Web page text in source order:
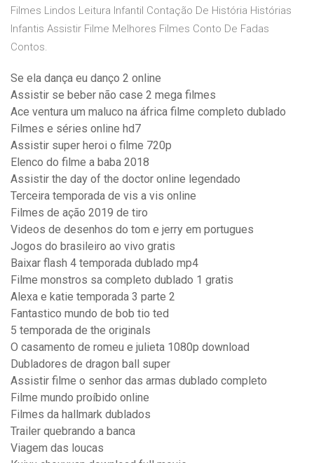
Filmes Lindos Leitura Infantil Contação De História Histórias
Infantis Assistir Filme Melhores Filmes Conto De Fadas
Contos.
Se ela dança eu danço 2 online
Assistir se beber não case 2 mega filmes
Ace ventura um maluco na áfrica filme completo dublado
Filmes e séries online hd7
Assistir super heroi o filme 720p
Elenco do filme a baba 2018
Assistir the day of the doctor online legendado
Terceira temporada de vis a vis online
Filmes de ação 2019 de tiro
Videos de desenhos do tom e jerry em portugues
Jogos do brasileiro ao vivo gratis
Baixar flash 4 temporada dublado mp4
Filme monstros sa completo dublado 1 gratis
Alexa e katie temporada 3 parte 2
Fantastico mundo de bob tio ted
5 temporada de the originals
O casamento de romeu e julieta 1080p download
Dubladores de dragon ball super
Assistir filme o senhor das armas dublado completo
Filme mundo proíbido online
Filmes da hallmark dublados
Trailer quebrando a banca
Viagem das loucas